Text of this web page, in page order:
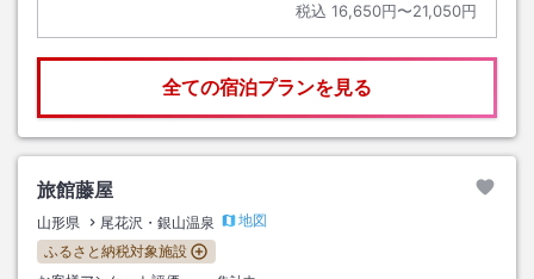
税込 16,650円〜21,050円
全ての宿泊プランを見る
旅館藤屋
山形県 尾花沢・銀山温泉
地図
ふるさと納税対象施設